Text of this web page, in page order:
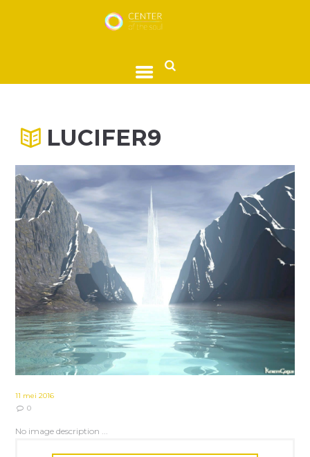
LUCIFER9
11 mei 2016
0
No image description ...